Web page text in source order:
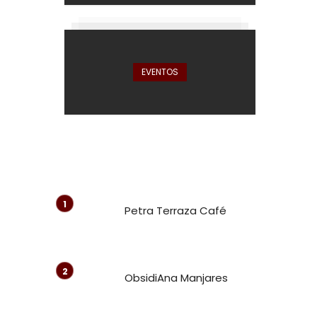
EVENTOS
Petra Terraza Café
ObsidiAna Manjares